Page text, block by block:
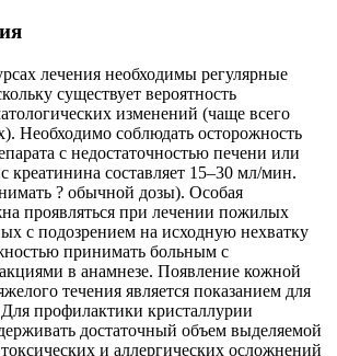
лечения необходимы регулярные
существует вероятность
изменений (чаще всего
Необходимо соблюдать осторожность
с недостаточностью печени или
креатинина составляет 15–30 мл/мин.
? обычной дозы). Особая
проявляться при лечении пожилых
с подозрением на исходную нехватку
принимать больным с
в анамнезе. Появление кожной
течения является показанием для
профилактики кристаллурии
достаточный объем выделяемой
и аллергических осложнений